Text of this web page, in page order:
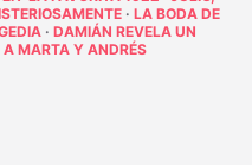
· LA BODA DE
· DAMIÁN REVELA UN
A MARTA Y ANDRÉS